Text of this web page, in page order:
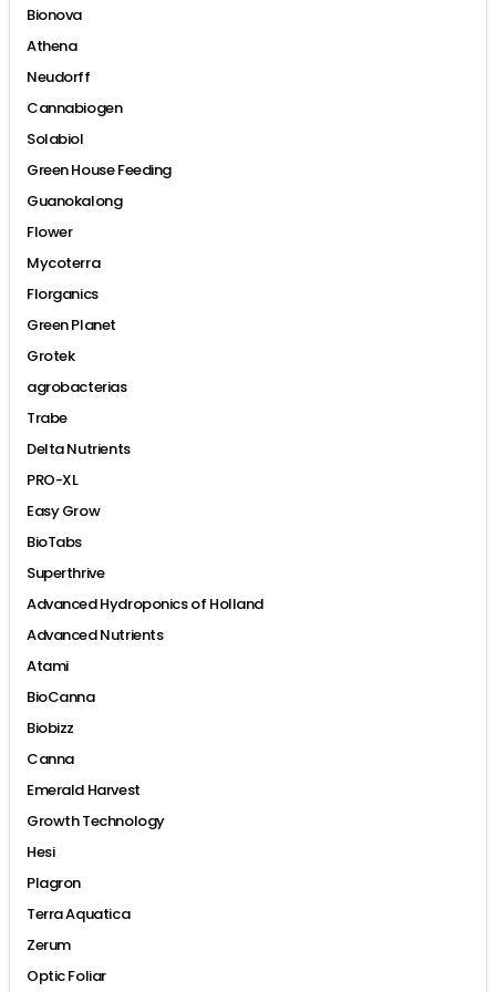
Bionova
Athena
Neudorff
Cannabiogen
Solabiol
Green House Feeding
Guanokalong
Flower
Mycoterra
Florganics
Green Planet
Grotek
agrobacterias
Trabe
Delta Nutrients
PRO-XL
Easy Grow
BioTabs
Superthrive
Advanced Hydroponics of Holland
Advanced Nutrients
Atami
BioCanna
Biobizz
Canna
Emerald Harvest
Growth Technology
Hesi
Plagron
Terra Aquatica
Zerum
Optic Foliar